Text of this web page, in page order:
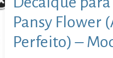
Pansy Flower
Perfeito) –